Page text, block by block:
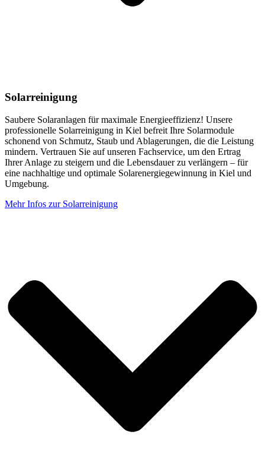
Solarreinigung
Saubere Solaranlagen für maximale Energieeffizienz! Unsere
professionelle Solarreinigung in Kiel befreit Ihre Solarmodule
schonend von Schmutz, Staub und Ablagerungen, die die Leistung
mindern. Vertrauen Sie auf unseren Fachservice, um den Ertrag
Ihrer Anlage zu steigern und die Lebensdauer zu verlängern – für
eine nachhaltige und optimale Solarenergiegewinnung in Kiel und
Umgebung.
Mehr Infos zur Solarreinigung